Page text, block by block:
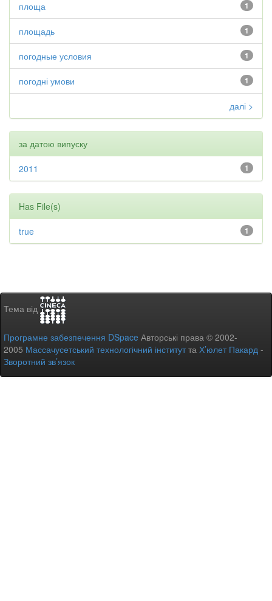
1
площа
1
площадь
1
погодные условия
1
погодні умови
далі >
за датою випуску
1
2011
Has File(s)
1
true
Тема від
Програмне забезпечення DSpace Авторські права © 2002-
2005 Массачусетський технологічний інститутта Х’юлет Пакард -
Зворотний зв’язок